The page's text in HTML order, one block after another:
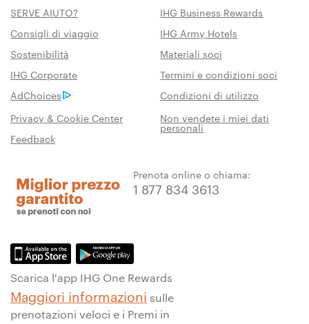
SERVE AIUTO?
IHG Business Rewards
Consigli di viaggio
IHG Army Hotels
Sostenibilità
Materiali soci
IHG Corporate
Termini e condizioni soci
AdChoices
Condizioni di utilizzo
Privacy & Cookie Center
Non vendete i miei dati
personali
Feedback
Prenota online o chiama:
1 877 834 3613
Scarica l'app IHG One Rewards
Maggiori informazioni sulle
prenotazioni veloci e i Premi in